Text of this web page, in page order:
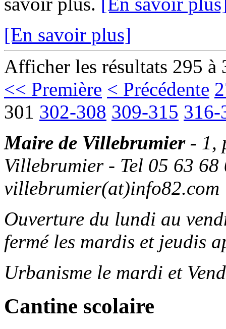
[En savoir plus]
Afficher les résultats 295 à
<< Première < Précédente
301 302-308 309-315 316-
Maire de Villebrumier - 1,
Villebrumier - Tel 05 63
villebrumier(at)info82.com
Ouverture du lundi au
fermé les mardis et jeudis
Urbanisme le mardi et
Cantine scolaire